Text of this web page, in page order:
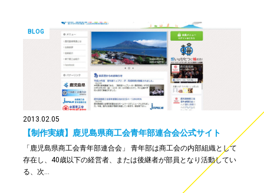
2013.02.05
【制作実績】鹿児島県商工会青年部連合会公式サイト
「鹿児島県商工会青年部連合会」 青年部は商工会の内部組織として
存在し、40歳以下の経営者、または後継者が部員となり活動してい
る、次…
BLOG